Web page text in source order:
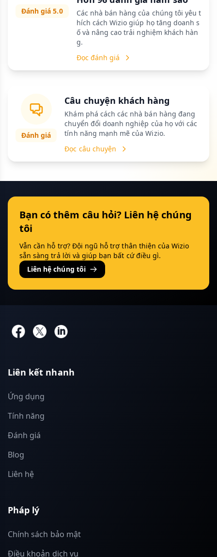
Đánh giá 5.0
Các nhà bán hàng của chúng tôi yêu t
hích cách Wizio giúp họ tăng doanh s
ố và nâng cao trải nghiệm khách hàn
g.
Đọc đánh giá
Đánh giá
Câu chuyện khách hàng
Khám phá cách các nhà bán hàng đang
chuyển đổi doanh nghiệp của họ với các
tính năng mạnh mẽ của Wizio.
Đọc câu chuyện
Bạn có thêm câu hỏi? Liên hệ chúng
tôi
Vẫn cần hỗ trợ? Đội ngũ hỗ trợ thân thiện của Wizio
sẵn sàng trả lời và giúp bạn bất cứ điều gì.
Liên hệ chúng tôi
Liên kết nhanh
Ứng dụng
Tính năng
Đánh giá
Blog
Liên hệ
Pháp lý
Chính sách bảo mật
Điều khoản dịch vụ